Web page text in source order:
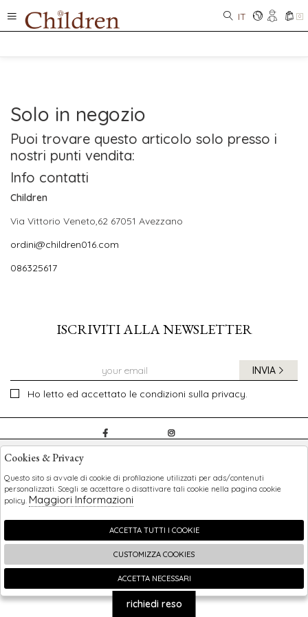
IT 0
Solo in negozio
Puoi trovare questo articolo solo presso i
nostri punti vendita:
Info contatti
Children
Via Vittorio Veneto,62 67051 Avezzano
ordini@children016.com
086325617
ISCRIVITI ALLA NEWSLETTER
Ho letto ed accettato le condizioni sulla privacy.
INVIA
SHOPPING
EXTRA
🍪
richiedi reso
Cookies & Privacy
Questo sito si avvale di cookie di profilazione utilizzati per ads/contenuti
personalizzati. Scegli se accettare o disattivare tali cookie nella pagina cookie
policy. Maggiori Informazioni
ACCETTA TUTTI I COOKIE
CUSTOMIZZA COOKIES
ACCETTA NECESSARI